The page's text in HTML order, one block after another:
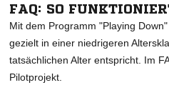
FAQ: SO
Mit dem Programm "Playing
gezielt in einer niedrigeren
tatsächlichen Alter entspricht. Im
Pilotprojekt.